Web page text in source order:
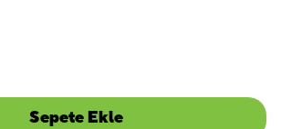
Sepete Ekle